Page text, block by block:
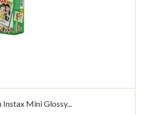
Instax Mini Glossy...